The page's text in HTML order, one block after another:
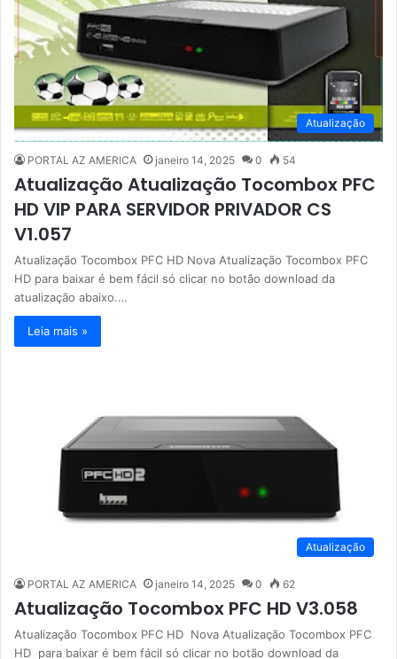
Atualização
PORTAL AZ AMERICA janeiro 14, 2025 0 54
Atualização Atualização Tocombox PFC
HD VIP PARA SERVIDOR PRIVADOR CS
V1.057
Atualização Tocombox PFC HD Nova Atualização Tocombox PFC
HD para baixar é bem fácil só clicar no botão download da
atualização abaixo.…
Leia mais »
Atualização
PORTAL AZ AMERICA janeiro 14, 2025 0 62
Atualização Tocombox PFC HD V3.058
Atualização Tocombox PFC HD Nova Atualização Tocombox PFC
HD para baixar é bem fácil só clicar no botão download da